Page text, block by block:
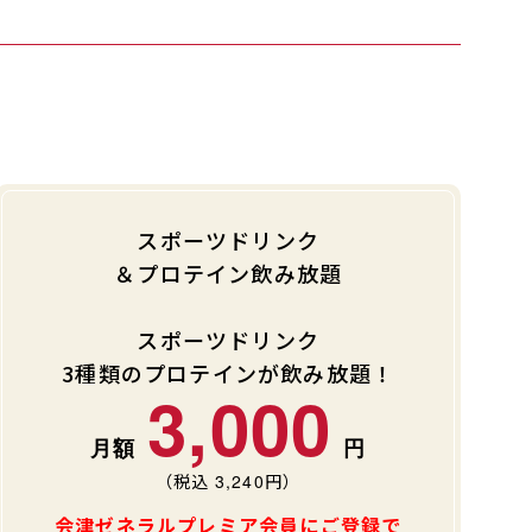
スポーツドリンク
＆プロテイン飲み放題
スポーツドリンク
3種類のプロテインが飲み放題！
3,000
（税込 3,240円）
会津ゼネラルプレミア会員にご登録で